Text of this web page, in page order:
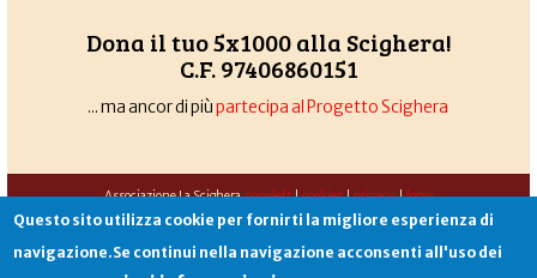
Dona il tuo 5x1000 alla Scighera!
C.F. 97406860151
... ma ancor di piùpartecipa al Progetto Scighera
Associazione La Scigheracopyleft|cookies|privacy|login
Sito creato daAlekos.net
Questo sito utilizza cookie per fornirti la migliore esperienza di
navigazione.Se continui nella navigazione acconsenti all'uso dei